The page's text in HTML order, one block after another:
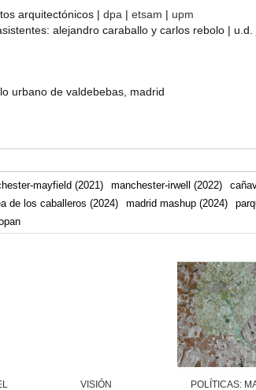
arquitectónicos | dpa | etsam | upm
alejandro caraballo y carlos rebolo |
urbano de valdebebas, madrid
mayfield (2021) manchester-irwell (2022)
de los caballeros (2024) madrid mashup (2024)
VISIÓN POLÍTICAS: